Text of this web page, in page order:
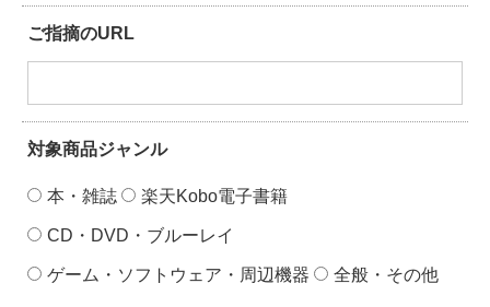
ご指摘のURL
対象商品ジャンル
本・雑誌 楽天Kobo電子書籍
CD・DVD・ブルーレイ
ゲーム・ソフトウェア・周辺機器 全般・その他